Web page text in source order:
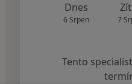
Dnes
6 Srpen 7
Tento